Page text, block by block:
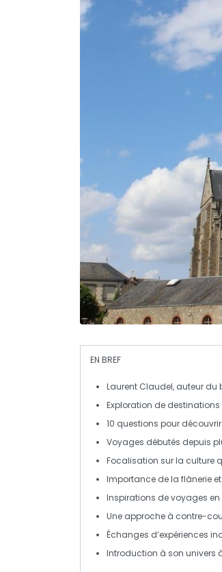
EN BREF
Laurent Claudel, auteur du
Exploration de destinations
10 questions pour
Voyages débutés depuis
Focalisation sur la culture
Importance de la flânerie
Inspirations de voyages en
Une approche à contre-
Échanges d’expériences
Introduction à son univers